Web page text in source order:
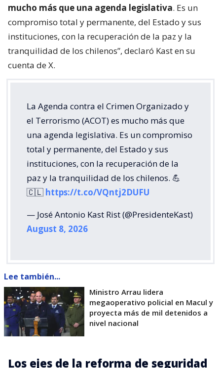
mucho más que una agenda legislativa. Es un
compromiso total y permanente, del Estado y sus
instituciones, con la recuperación de la paz y la
tranquilidad de los chilenos”, declaró Kast en su
cuenta de X.
La Agenda contra el Crimen Organizado y
el Terrorismo (ACOT) es mucho más que
una agenda legislativa. Es un compromiso
total y permanente, del Estado y sus
instituciones, con la recuperación de la
paz y la tranquilidad de los chilenos. 💪
🇨🇱 https://t.co/VQntj2DUFU
— José Antonio Kast Rist (@PresidenteKast)
August 8, 2026
Lee también...
Ministro Arrau lidera
megaoperativo policial en Macul y
proyecta más de mil detenidos a
nivel nacional
Los ejes de la reforma de seguridad